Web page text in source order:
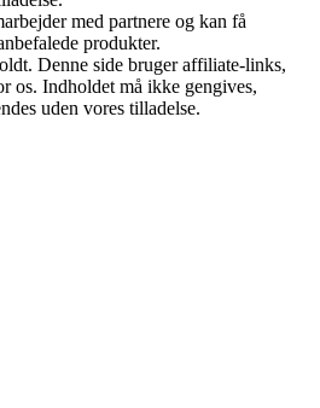
med partnere og kan få
produkter.
Denne side bruger affiliate-links,
os. Indholdet må ikke gengives,
uden vores tilladelse.